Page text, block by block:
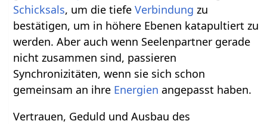
Schicksals, um die tiefeVerbindung zu
bestätigen, um in höhere Ebenen katapultiert zu
werden. Aber auch wenn Seelenpartner gerade
nicht zusammen sind, passieren
Synchronizitäten, wenn sie sich schon
gemeinsam an ihre Energien angepasst haben.
Vertrauen, Geduld und Ausbau des